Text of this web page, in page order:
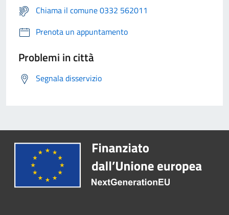
Chiama il comune 0332 562011
Prenota un appuntamento
Problemi in città
Segnala disservizio